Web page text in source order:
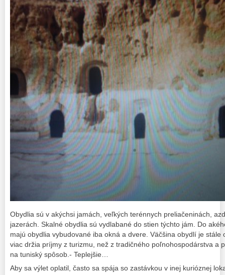
Obydlia sú v akýchsi jamách, veľkých terénnych preliačeninách,
jazerách. Skalné obydlia sú vydlabané do stien týchto jám. Do
majú obydlia vybudované iba okná a dvere. Väčšina obydlí je stále
viac držia príjmy z turizmu, než z tradičného poľnohospodárstva a
na tuniský spôsob.- Teplejšie…
Aby sa výlet oplatil, často sa spája so zastávkou v inej kurióznej